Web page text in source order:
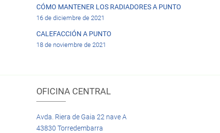
CÓMO MANTENER LOS RADIADORES A PUNTO
16 de diciembre de 2021
CALEFACCIÓN A PUNTO
18 de noviembre de 2021
OFICINA CENTRAL
Avda. Riera de Gaia 22 nave A
43830 Torredembarra